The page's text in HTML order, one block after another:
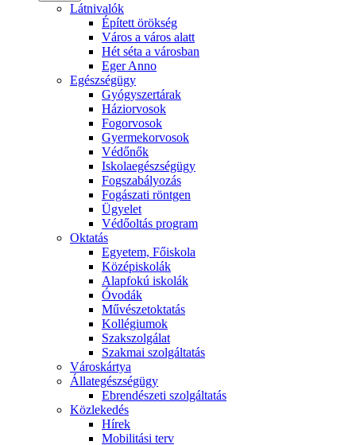
Látnivalók
Épített örökség
Város a város alatt
Hét séta a városban
Eger Anno
Egészségügy
Gyógyszertárak
Háziorvosok
Fogorvosok
Gyermekorvosok
Védőnők
Iskolaegészségügy
Fogszabályozás
Fogászati röntgen
Ügyelet
Védőoltás program
Oktatás
Egyetem, Főiskola
Középiskolák
Alapfokú iskolák
Óvodák
Művészetoktatás
Kollégiumok
Szakszolgálat
Szakmai szolgáltatás
Városkártya
Állategészségügy
Ebrendészeti szolgáltatás
Közlekedés
Hírek
Mobilitási terv